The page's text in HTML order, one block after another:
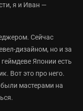
я и Иван —
Сейчас
дизайном, но и за
Японии есть
Вот это про него.
мастерами на